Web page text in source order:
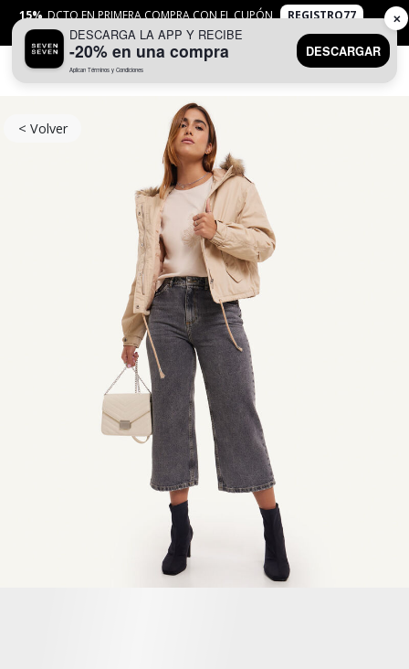
15% DCTO EN PRIMERA COMPRA CON EL CUPÓN
REGISTRO77
APLICANTYC
< Volver
DESCARGA LA APP Y RECIBE
-20% en una compra
Aplican Términos y Condiciones
DESCARGAR
✕